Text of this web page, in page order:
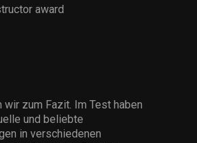
wir zum Fazit. Im Test haben
und beliebte
in verschiedenen